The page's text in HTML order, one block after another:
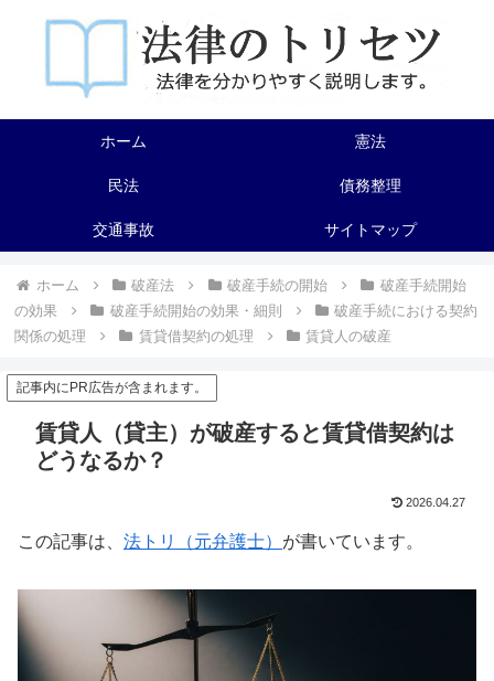
ホーム 憲法
民法 債務整理
交通事故 サイトマップ
ホーム 破産法 破産手続の開始
破産手続開始
の効果
破産手続開始の効果・細則
破産手続における契約
関係の処理
賃貸借契約の処理 賃貸人の破産
記事内にPR広告が含まれます。
賃貸人（貸主）が破産すると賃貸借契約は
どうなるか？
2026.04.27
この記事は、 法トリ（元弁護士） が書いています。